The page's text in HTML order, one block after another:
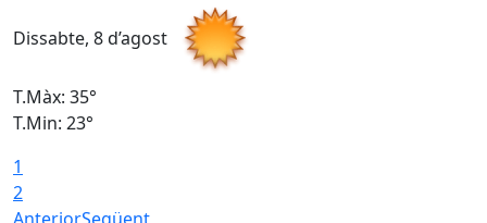
Dissabte, 8 d’agost
T.Màx: 35°
T.Min: 23°
1
2